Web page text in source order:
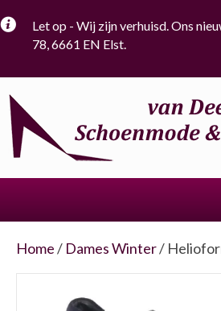
Let op - Wij zijn verhuisd. Ons
78, 6661 EN Elst.
Home/ Dames Winter/